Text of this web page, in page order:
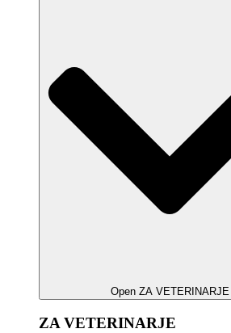
Open ZA VETERINARJE
ZA VETERINARJE